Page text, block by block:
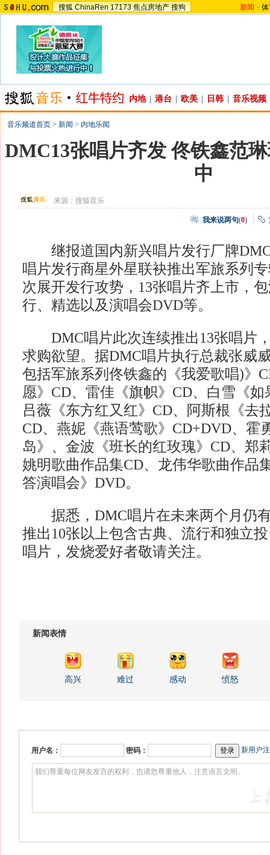
搜狐 ChinaRen 17173 焦点房地产 搜狗 新闻 -
内地 港台 欧美 日韩 音乐视频
音乐频道首页 > 新闻 > 内地乐闻
DMC13张唱片齐发 佟铁鑫范
中
来源：搜狐音乐
我来说两句(0)
继报道国内新兴唱片发行厂牌DMC
唱片发行商星外星联袂推出军旅系列
次展开发行攻势，13张唱片齐上市，
行、精选以及演唱会DVD等。
DMC唱片此次连续推出13张唱片
求购欲望。据DMC唱片执行总裁张威
包括军旅系列佟铁鑫的《我爱歌唱)》
愿》CD、雷佳《旗帜》CD、白雪《
吕薇《东方红又红》CD、阿斯根《去
CD、燕妮《燕语莺歌》CD+DVD、霍
岛》、金波《班长的红玫瑰》CD、郑
姚明歌曲作品集CD、龙伟华歌曲作品
答演唱会》DVD。
据悉，DMC唱片在未来两个月仍有
推出10张以上包含古典、流行和独立
唱片，发烧爱好者敬请关注。
新闻表情
高兴 难过 感动 愤怒
用户名： 密码： 新用户